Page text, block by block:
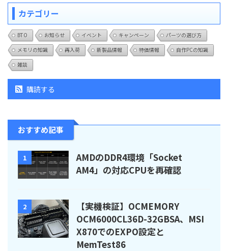
カテゴリー
BTO お知らせ イベント キャンペーン
パーツの選び方
メモリの知識
再入荷 新製品情報 特価情報
自作PCの知識
雑談
購読する
おすすめ記事
1
AMDのDDR4環境「Socket
AM4」の対応CPUを再確認
2
【実機検証】OCMEMORY
OCM6000CL36D-32GBSA、MSI
X870でのEXPO設定と
MemTest86